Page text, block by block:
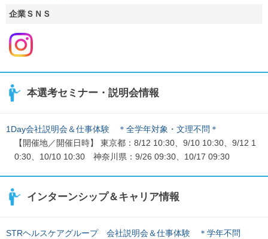
企業ＳＮＳ
本選考セミナー・説明会情報
1Day会社説明会＆仕事体験 ＊全学年対象・文理不問＊
【開催地／開催日時】 東京都：8/12 10:30、9/10 10:30、9/12 1
0:30、10/10 10:30 神奈川県：9/26 09:30、10/17 09:30
インターンシップ＆キャリア情報
STRヘルスケアグループ 会社説明会＆仕事体験 ＊学年不問